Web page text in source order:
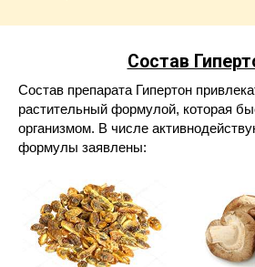
Состав
Состав препарата Гипертон
растительный формулой, которая
организмом. В числе
формулы заявлены: